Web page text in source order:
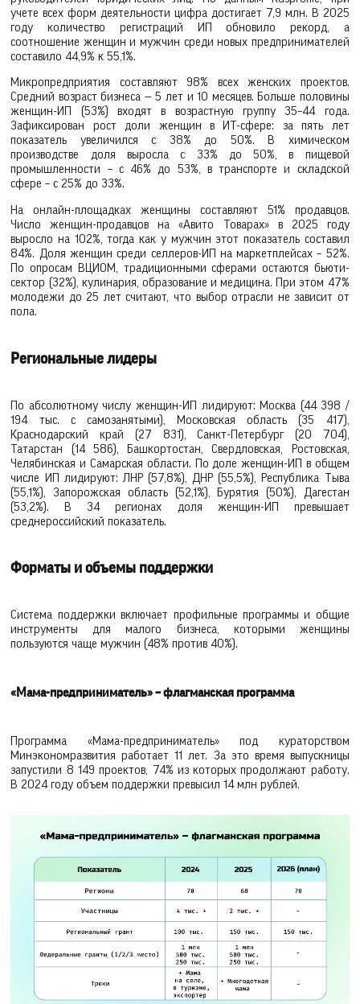
учете всех форм деятельности цифра достигает 7,9 млн. В 2025
году количество регистраций ИП обновило рекорд, а
соотношение женщин и мужчин среди новых предпринимателей
составило 44,9% к 55,1%.
Микропредприятия составляют 98% всех женских проектов.
Средний возраст бизнеса — 5 лет и 10 месяцев. Больше половины
женщин-ИП (53%) входят в возрастную группу 35–44 года.
Зафиксирован рост доли женщин в ИТ-сфере: за пять лет
показатель увеличился с 38% до 50%. В химическом
производстве доля выросла с 33% до 50%, в пищевой
промышленности – с 46% до 53%, в транспорте и складской
сфере – с 25% до 33%.
На онлайн-площадках женщины составляют 51% продавцов.
Число женщин-продавцов на «Авито Товарах» в 2025 году
выросло на 102%, тогда как у мужчин этот показатель составил
84%. Доля женщин среди селлеров-ИП на маркетплейсах – 52%.
По опросам ВЦИОМ, традиционными сферами остаются бьюти-
сектор (32%), кулинария, образование и медицина. При этом 47%
молодежи до 25 лет считают, что выбор отрасли не зависит от
пола.
Региональные лидеры
По абсолютному числу женщин-ИП лидируют: Москва (44 398 /
194 тыс. с самозанятыми), Московская область (35 417),
Краснодарский край (27 831), Санкт-Петербург (20 704),
Татарстан (14 586), Башкортостан, Свердловская, Ростовская,
Челябинская и Самарская области. По доле женщин-ИП в общем
числе ИП лидируют: ЛНР (57,8%), ДНР (55,5%), Республика Тыва
(55,1%), Запорожская область (52,1%), Бурятия (50%), Дагестан
(53,2%). В 34 регионах доля женщин-ИП превышает
среднероссийский показатель.
Форматы и объемы поддержки
Система поддержки включает профильные программы и общие
инструменты для малого бизнеса, которыми женщины
пользуются чаще мужчин (48% против 40%).
«Мама-предприниматель» – флагманская программа
Программа «Мама-предприниматель» под кураторством
Минэкономразвития работает 11 лет. За это время выпускницы
запустили 8 149 проектов, 74% из которых продолжают работу.
В 2024 году объем поддержки превысил 14 млн рублей.